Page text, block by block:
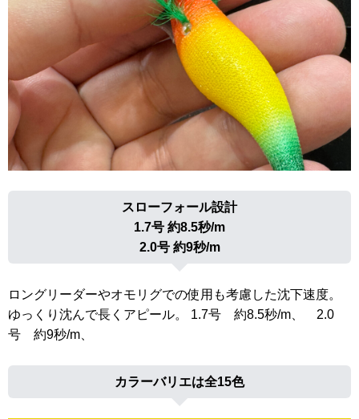
スローフォール設計
1.7号 約8.5秒/m
2.0号 約9秒/m
ロングリーダーやオモリグでの使用も考慮した沈下速度。
ゆっくり沈んで長くアピール。 1.7号 約8.5秒/m、 2.0
号 約9秒/m、
カラーバリエは全15色